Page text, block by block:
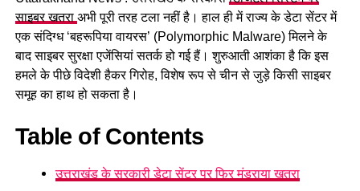
विभाग ने जिले के सभी योग्य एवं इच्छुक युवाओं से अपील की है कि वे समय
पर अपना पंजीकरण कराकर इस रोजगार अवसर का लाभ उठाएं।
मसूरी-कीमाड़ी मार्ग की सुरक्षा व्यवस्था पर
उठे सवाल
लगातार सामने आ रहे हादसों ने एक बार फिर मसूरी-कीमाड़ी मार्ग की सुरक्षा
समय रहते सड़क की स्थिति में सुधार नहीं किया गया, तो भविष्य में भी ऐसे
साइबर खतरा अभी पूरी तरह टला नहीं है। हाल ही में राज्य के डेटा सेंटर में
एक संदिग्ध ‘बहरूपिया वायरस’ (Polymorphic Malware) मिलने के
बाद साइबर सुरक्षा एजेंसियां सतर्क हो गई हैं। शुरुआती आशंका है कि इस
हमले के पीछे विदेशी हैकर गिरोह, विशेष रूप से चीन से जुड़े किसी साइबर
समूह का हाथ हो सकता है।
Table of Contents
उत्तराखंड के सरकारी डेटा सेंटर पर फिर मंडराया खतरा